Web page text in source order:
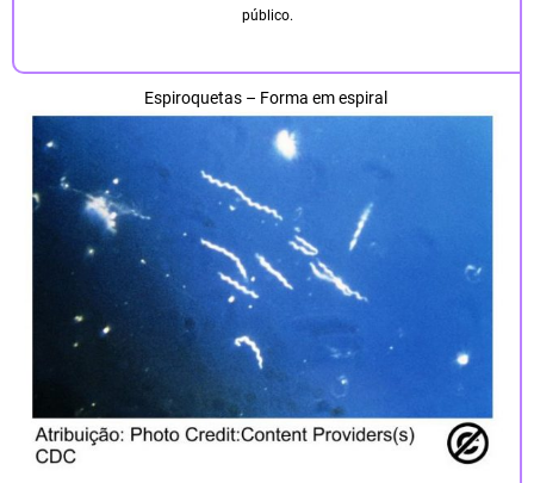
público.
Espiroquetas – Forma em espiral